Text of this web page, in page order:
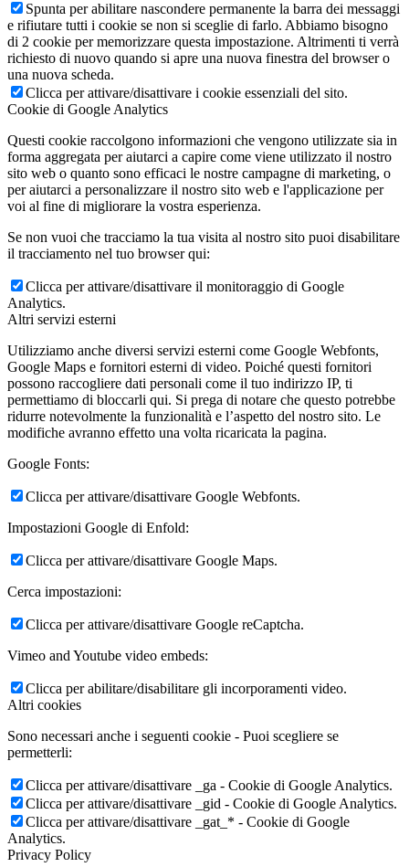
Spunta per abilitare nascondere permanente la barra dei messaggi
e rifiutare tutti i cookie se non si sceglie di farlo. Abbiamo bisogno
di 2 cookie per memorizzare questa impostazione. Altrimenti ti verrà
richiesto di nuovo quando si apre una nuova finestra del browser o
una nuova scheda.
Clicca per attivare/disattivare i cookie essenziali del sito.
Cookie di Google Analytics
Questi cookie raccolgono informazioni che vengono utilizzate sia in
forma aggregata per aiutarci a capire come viene utilizzato il nostro
sito web o quanto sono efficaci le nostre campagne di marketing, o
per aiutarci a personalizzare il nostro sito web e l'applicazione per
voi al fine di migliorare la vostra esperienza.
Se non vuoi che tracciamo la tua visita al nostro sito puoi disabilitare
il tracciamento nel tuo browser qui:
Clicca per attivare/disattivare il monitoraggio di Google
Analytics.
Altri servizi esterni
Utilizziamo anche diversi servizi esterni come Google Webfonts,
Google Maps e fornitori esterni di video. Poiché questi fornitori
possono raccogliere dati personali come il tuo indirizzo IP, ti
permettiamo di bloccarli qui. Si prega di notare che questo potrebbe
ridurre notevolmente la funzionalità e l’aspetto del nostro sito. Le
modifiche avranno effetto una volta ricaricata la pagina.
Google Fonts:
Clicca per attivare/disattivare Google Webfonts.
Impostazioni Google di Enfold:
Clicca per attivare/disattivare Google Maps.
Cerca impostazioni:
Clicca per attivare/disattivare Google reCaptcha.
Vimeo and Youtube video embeds:
Clicca per abilitare/disabilitare gli incorporamenti video.
Altri cookies
Sono necessari anche i seguenti cookie - Puoi scegliere se
permetterli:
Clicca per attivare/disattivare _ga - Cookie di Google Analytics.
Clicca per attivare/disattivare _gid - Cookie di Google Analytics.
Clicca per attivare/disattivare _gat_* - Cookie di Google
Analytics.
Privacy Policy